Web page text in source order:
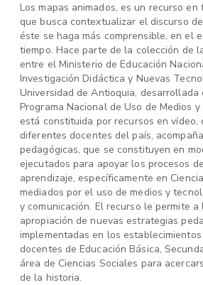
Los mapas animados, es un recurso en
que busca contextualizar el discurso
éste se haga más comprensible, en el
tiempo. Hace parte de la colección de
entre el Ministerio de Educación
Investigación Didáctica y Nuevas
Universidad de Antioquia, desarrollada
Programa Nacional de Uso de Medios y
está constituida por recursos en vídeo,
diferentes docentes del país,
pedagógicas, que se constituyen en
ejecutados para apoyar los procesos
aprendizaje, específicamente en
mediados por el uso de medios y
y comunicación. El recurso le permite
apropiación de nuevas estrategias
implementadas en los
docentes de Educación Básica,
área de Ciencias Sociales para
de la historia.